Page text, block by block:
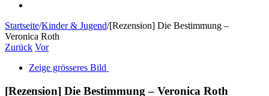
Startseite/Kinder & Jugend/[Rezension] Die Bestimmung –
Veronica Roth
Zurück Vor
Zeige grösseres Bild
[Rezension] Die Bestimmung – Veronica Roth